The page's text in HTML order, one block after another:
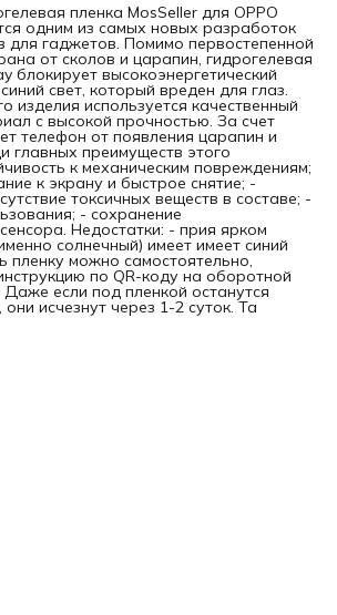
пленка MosSeller для OPPO
одним из самых новых разработок
для гаджетов. Помимо первостепенной
от сколов и царапин, гидрогелевая
блокирует высокоэнергетический
свет, который вреден для глаз.
изделия используется качественный
с высокой прочностью. За счет
телефон от появления царапин и
главных преимуществ этого
к механическим повреждениям;
к экрану и быстрое снятие; -
токсичных веществ в составе; -
- сохранение
Недостатки: - прия ярком
солнечный) имеет имеет синий
пленку можно самостоятельно,
по QR-коду на оборотной
Даже если под пленкой останутся
исчезнут через 1-2 суток. Та